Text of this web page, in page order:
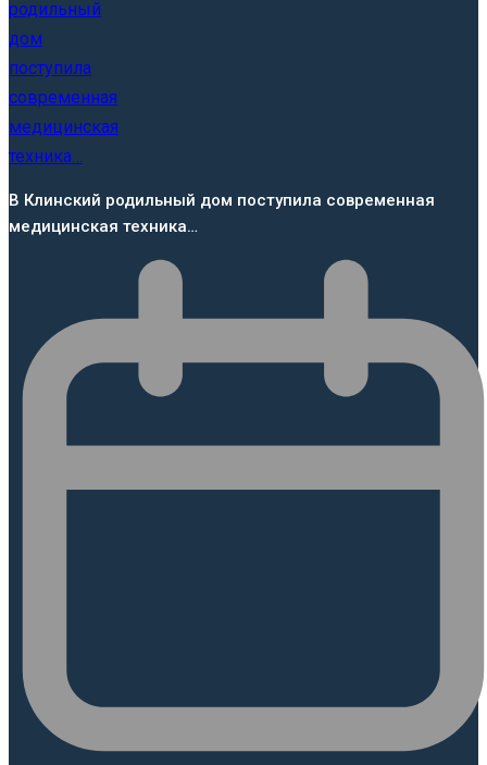
В Клинский родильный дом поступила современная
медицинская техника…